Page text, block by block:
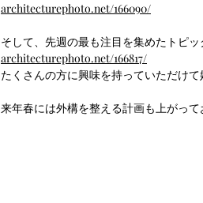
architecturephoto.net/166090/
そして、先週の最も注目を集めたトピッ
architecturephoto.net/166817/
たくさんの方に興味を持っていただけ
来年春には外構を整える計画も上がっ